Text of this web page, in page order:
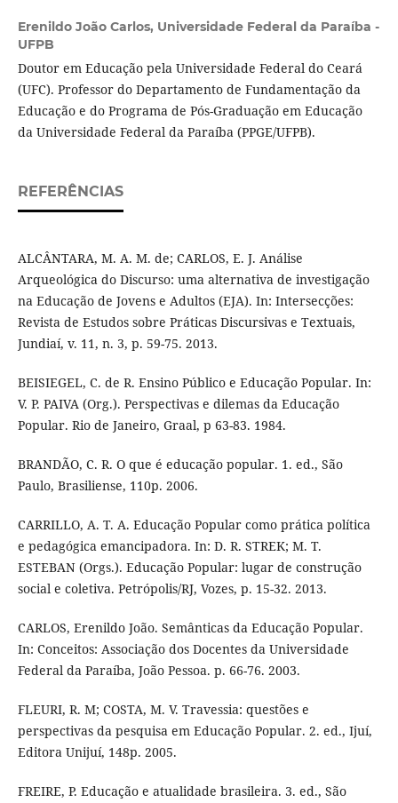
Erenildo João Carlos, Universidade Federal da Paraíba -
UFPB
Doutor em Educação pela Universidade Federal do Ceará
(UFC). Professor do Departamento de Fundamentação da
Educação e do Programa de Pós-Graduação em Educação
da Universidade Federal da Paraíba (PPGE/UFPB).
REFERÊNCIAS
ALCÂNTARA, M. A. M. de; CARLOS, E. J. Análise
Arqueológica do Discurso: uma alternativa de investigação
na Educação de Jovens e Adultos (EJA). In: Intersecções:
Revista de Estudos sobre Práticas Discursivas e Textuais,
Jundiaí, v. 11, n. 3, p. 59-75. 2013.
BEISIEGEL, C. de R. Ensino Público e Educação Popular. In:
V. P. PAIVA (Org.). Perspectivas e dilemas da Educação
Popular. Rio de Janeiro, Graal, p 63-83. 1984.
BRANDÃO, C. R. O que é educação popular. 1. ed., São
Paulo, Brasiliense, 110p. 2006.
CARRILLO, A. T. A. Educação Popular como prática política
e pedagógica emancipadora. In: D. R. STREK; M. T.
ESTEBAN (Orgs.). Educação Popular: lugar de construção
social e coletiva. Petrópolis/RJ, Vozes, p. 15-32. 2013.
CARLOS, Erenildo João. Semânticas da Educação Popular.
In: Conceitos: Associação dos Docentes da Universidade
Federal da Paraíba, João Pessoa. p. 66-76. 2003.
FLEURI, R. M; COSTA, M. V. Travessia: questões e
perspectivas da pesquisa em Educação Popular. 2. ed., Ijuí,
Editora Unijuí, 148p. 2005.
FREIRE, P. Educação e atualidade brasileira. 3. ed., São